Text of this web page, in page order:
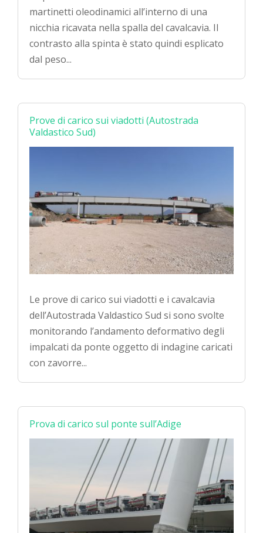
martinetti oleodinamici all’interno di una
nicchia ricavata nella spalla del cavalcavia. Il
contrasto alla spinta è stato quindi esplicato
dal peso...
Prove di carico sui viadotti (Autostrada
Valdastico Sud)
Le prove di carico sui viadotti e i cavalcavia
dell’Autostrada Valdastico Sud si sono svolte
monitorando l’andamento deformativo degli
impalcati da ponte oggetto di indagine caricati
con zavorre...
Prova di carico sul ponte sull’Adige